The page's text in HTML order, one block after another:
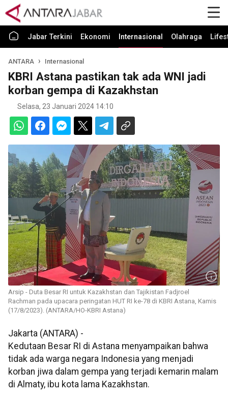
Jabar Terkini Ekonomi Internasional Olahraga
ANTARA Internasional
KBRI Astana pastikan tak ada WNI jadi
korban gempa di Kazakhstan
Selasa, 23 Januari 2024 14:10
Arsip - Duta Besar RI untuk Kazakhstan dan Tajikistan Fadjroel
Rachman pada upacara peringatan HUT RI ke-78 di KBRI Astana, Kamis
(17/8/2023). (ANTARA/HO-KBRI Astana)
Jakarta (ANTARA) -
Kedutaan Besar RI di Astana menyampaikan bahwa
tidak ada warga negara Indonesia yang menjadi
korban jiwa dalam gempa yang terjadi kemarin malam
di Almaty, ibu kota lama Kazakhstan.